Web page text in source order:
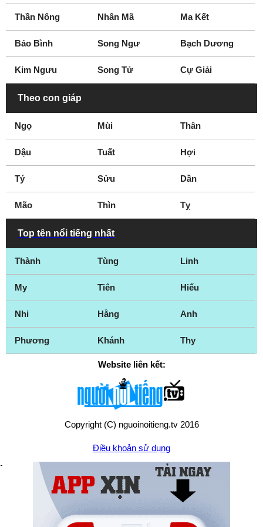
Richmond
San Angelo
San Antonio
San Marcos
Seguin
Sherman
Spring
Stephenville
Waco
Waxahachie
Thần Nông Nhân Mã Ma Kết
Bảo Bình Song Ngư Bạch Dương
Kim Ngưu Song Tử Cự Giải
Theo con giáp
Ngọ Mùi Thân
Dậu Tuất Hợi
Tý Sửu Dần
Mão Thìn Tỵ
Top tên nổi tiếng nhất
Thành Tùng Linh
My Tiên Hiếu
Nhi Hằng Anh
Phương Khánh Thy
Website liên kết:
Copyright (C) nguoinoitieng.tv 2016
Điều khoản sử dụng